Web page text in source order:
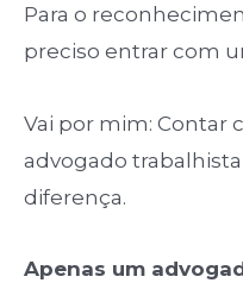
Para o
preciso entrar com
Vai por mim: Contar
advogado
diferença.
Apenas um